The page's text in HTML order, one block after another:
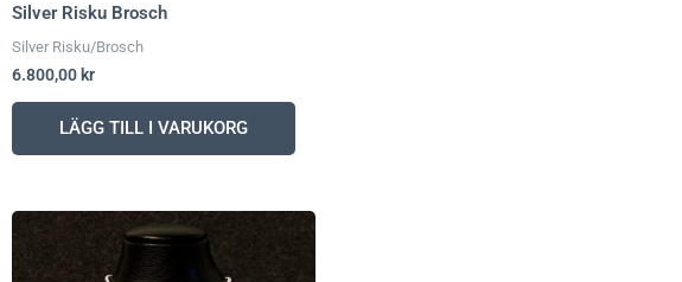
Silver Risku Brosch
Silver Risku/Brosch
6.800,00 kr
LÄGG TILL I VARUKORG